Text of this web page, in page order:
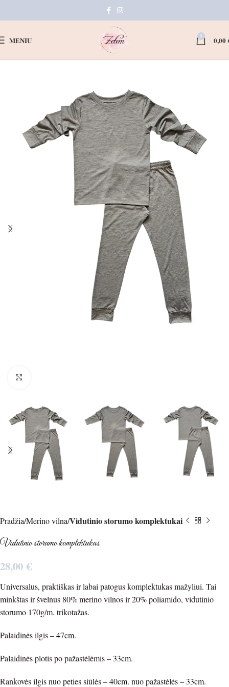
MENIU 0 0,00
Pradžia Merino vilna Vidutinio storumo komplektukai
Vidutinio storumo komplektukas
28,00€
Universalus, praktiškas ir labai patogus komplektukas mažyliui. Tai
minkštas ir švelnus 80% merino vilnos ir 20% poliamido, vidutinio
storumo 170g/m. trikotažas.
Palaidinės ilgis – 47cm.
Palaidinės plotis po pažastėlėmis – 33cm.
Rankovės ilgis nuo peties siūlės – 40cm. nuo pažastėlės – 33cm.